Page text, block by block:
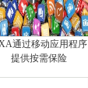
通过移动应用程序
提供按需保险